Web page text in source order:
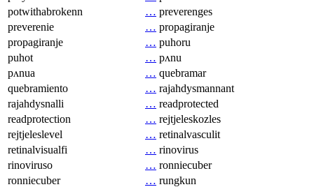
potwithabrokenn
… preverenges
preverenie
… propagiranje
propagiranje
… puhoru
puhot
… pʌnu
pʌnua
… quebramar
quebramiento
… rajahdysmannant
rajahdysnalli
… readprotected
readprotection
… rejtjeleskozles
rejtjeleslevel
… retinalvasculit
retinalvisualfi
… rinovirus
rinoviruso
… ronniecuber
ronniecuber
… rungkun